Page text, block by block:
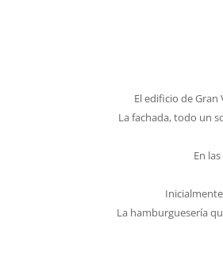
El edificio de
La fachada, todo un
En
La hamburguesería